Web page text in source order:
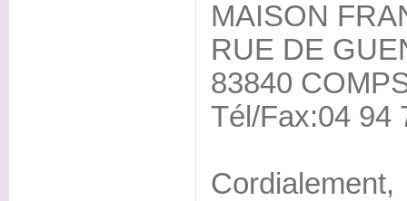
MAISON
RUE DE
83840
Tél/Fax:04 94
Cordialement,